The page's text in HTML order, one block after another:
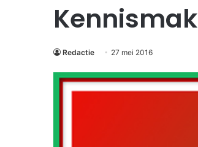
Redactie 27 mei 2016